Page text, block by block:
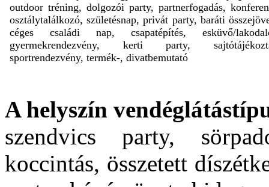
outdoor tréning, dolgozói party, partnerfogadás,
osztálytalálkozó, születésnap, privát party, baráti
céges családi nap, csapatépítés, esküvő/
gyermekrendezvény, kerti party,
sportrendezvény, termék-, divatbemutató
A helyszín
szendvics party,
koccintás, összetett